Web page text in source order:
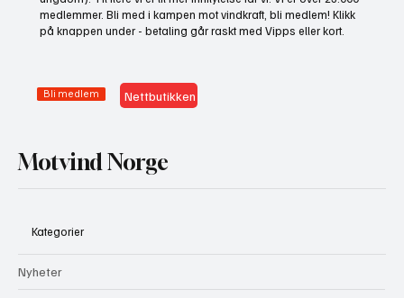
medlemmer. Bli med i kampen mot vindkraft, bli medlem! Klikk
på knappen under - betaling går raskt med Vipps eller kort.
Bli medlem Nettbutikken
Motvind Norge
Kategorier
Nyheter